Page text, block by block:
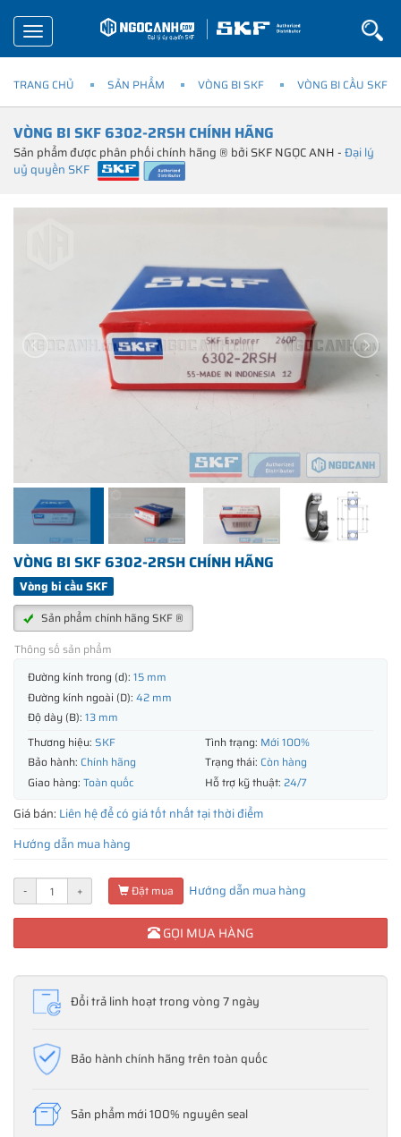
Toggle
navigation
TRANG CHỦ SẢN PHẨM VÒNG BI SKF VÒNG BI CẦU SKF
VÒNG BI SKF 6302-2RSH CHÍNH HÃNG
Sản phẩm được phân phối chính hãng ® bởi SKF NGỌC ANH -Đại lý
uỷ quyền SKF
VÒNG BI SKF 6302-2RSH CHÍNH HÃNG
Vòng bi cầu SKF
Sản phẩm chính hãng SKF ®
Thông số sản phẩm
Đường kính trong (d): 15 mm
Đường kính ngoài (D): 42 mm
Độ dày (B): 13 mm
Thương hiệu: SKF Tình trạng: Mới 100%
Bảo hành: Chính hãng Trạng thái: Còn hàng
Giao hàng: Toàn quốc Hỗ trợ kỹ thuật: 24/7
Giá bán: Liên hệ để có giá tốt nhất tại thời điểm
Hướng dẫn mua hàng
- + Đặt mua Hướng dẫn mua hàng
GỌI MUA HÀNG
Đổi trả linh hoạt trong vòng 7 ngày
Bảo hành chính hãng trên toàn quốc
Sản phẩm mới 100% nguyên seal